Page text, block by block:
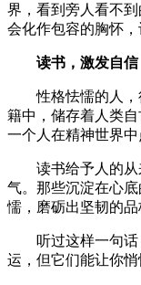
界，看到旁人看不
会化作包容的胸怀，
读书，激发自信
性格怯懦的人
籍中，储存着人类
一个人在精神世界
读书给予人的
气。那些沉淀在心
懦，磨砺出坚韧的品
听过这样一句
运，但它们能让你